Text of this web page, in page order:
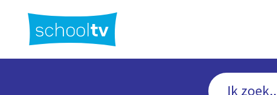
hoofdinhoud